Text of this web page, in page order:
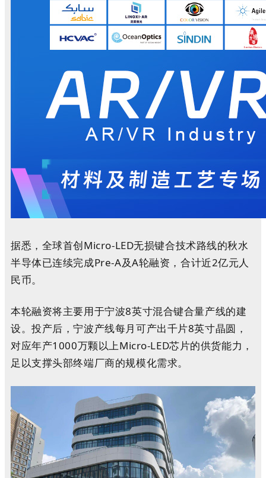
据悉，全球首创Micro-LED无损键合技术路线的秋水
半导体已连续完成Pre-A及A轮融资，合计近2亿元人
民币。
本轮融资将主要用于宁波8英寸混合键合量产线的建
设。投产后，宁波产线每月可产出千片8英寸晶圆，
对应年产1000万颗以上Micro-LED芯片的供货能力，
足以支撑头部终端厂商的规模化需求。